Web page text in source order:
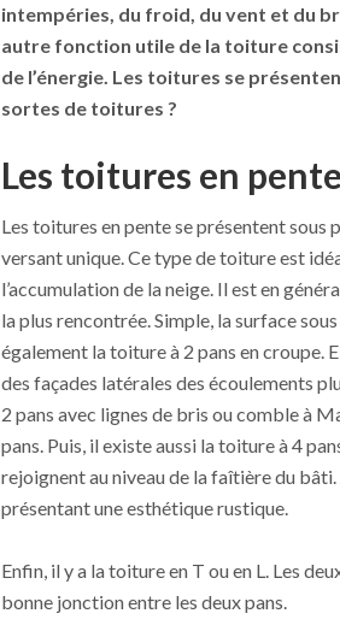
intempéries, du froid, du vent et du
autre fonction utile de la toiture
de l’énergie. Les toitures se
sortes de toitures ?
Les toitures en
Les toitures en pente se présentent sous
versant unique. Ce type de toiture est
l’accumulation de la neige. Il est en
la plus rencontrée. Simple, la surface
également la toiture à 2 pans en croupe.
des façades latérales des écoulements
2 pans avec lignes de bris ou comble à
pans. Puis, il existe aussi la toiture à 4
rejoignent au niveau de la faîtière du
présentant une esthétique rustique.
Enfin, il y a la toiture en T ou en L. Les
bonne jonction entre les deux pans.